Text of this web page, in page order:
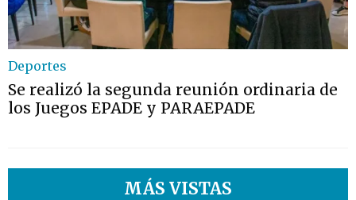
Deportes
Se realizó la segunda reunión ordinaria de
los Juegos EPADE y PARAEPADE
MÁS VISTAS